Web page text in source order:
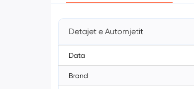
Detajet e Automjetit
Data
Brand